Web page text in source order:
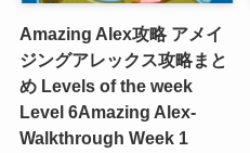
Amazing Alex攻略 アメイ
ジングアレックス攻略まと
め Levels of the week
Level 6Amazing Alex-
Walkthrough Week 1